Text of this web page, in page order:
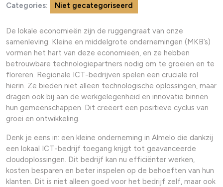
Categories: Niet gecategoriseerd
De lokale economieën zijn de ruggengraat van onze
samenleving. Kleine en middelgrote ondernemingen (MKB’s)
vormen het hart van deze economieën, en ze hebben
betrouwbare technologiepartners nodig om te groeien en te
floreren. Regionale ICT-bedrijven spelen een cruciale rol
hierin. Ze bieden niet alleen technologische oplossingen, maar
dragen ook bij aan de werkgelegenheid en innovatie binnen
hun gemeenschappen. Dit creëert een positieve cyclus van
groei en ontwikkeling.
Denk je eens in: een kleine onderneming in Almelo die dankzij
een lokaal ICT-bedrijf toegang krijgt tot geavanceerde
cloudoplossingen. Dit bedrijf kan nu efficiënter werken,
kosten besparen en beter inspelen op de behoeften van hun
klanten. Dit is niet alleen goed voor het bedrijf zelf, maar ook